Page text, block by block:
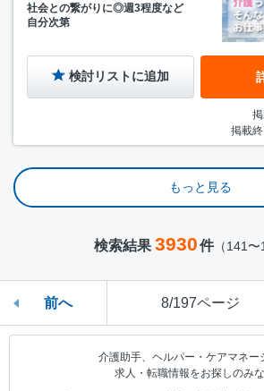
社会との繋がりに◎週3程度など
自分次第
検討リストに追加
掲載
もっと見る
検索結果 3930件（141〜
前へ 8/197ページ
介護助手、ヘルパー・ケアマネー
求人・転職情報をお探しのみ